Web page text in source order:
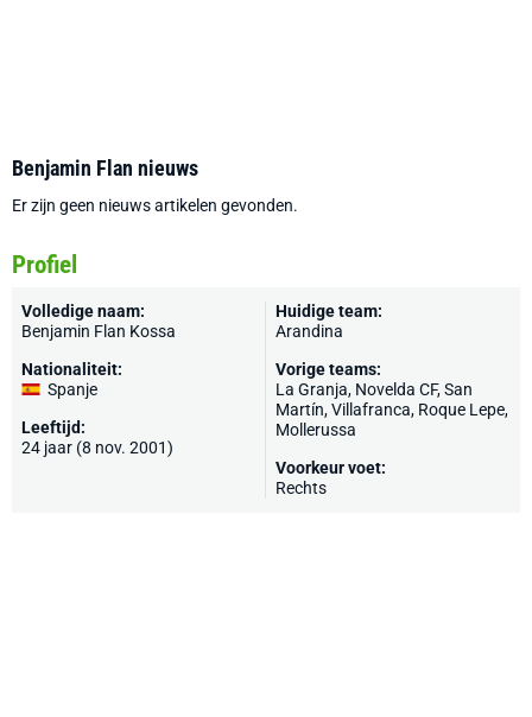
Benjamin Flan nieuws
Er zijn geen nieuws artikelen gevonden.
Profiel
Volledige naam:
Benjamin Flan Kossa
Nationaliteit:
Spanje
Leeftijd:
24 jaar (8 nov. 2001)
Huidige team:
Arandina
Vorige teams:
La Granja, Novelda CF, San
Martín, Villafranca, Roque Lepe,
Mollerussa
Voorkeur voet:
Rechts